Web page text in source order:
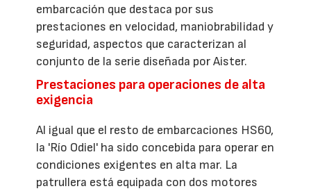
embarcación que destaca por sus
prestaciones en velocidad, maniobrabilidad y
seguridad, aspectos que caracterizan al
conjunto de la serie diseñada por Aister.
Prestaciones para operaciones de alta
exigencia
Al igual que el resto de embarcaciones HS60,
la 'Río Odiel' ha sido concebida para operar en
condiciones exigentes en alta mar. La
patrullera está equipada con dos motores